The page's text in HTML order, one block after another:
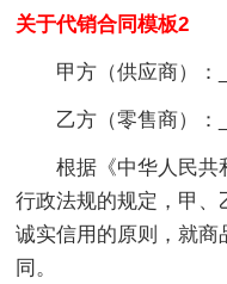
关于代销合同模板2
甲方（供应商）：
乙方（零售商）：
根据《中华人民共和
行政法规的规定，甲、
诚实信用的原则，就商
同。